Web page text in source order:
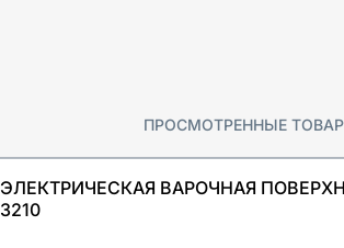
ПРОСМОТРЕННЫЕ
ЭЛЕКТРИЧЕСКАЯ ВАРОЧНАЯ
3210